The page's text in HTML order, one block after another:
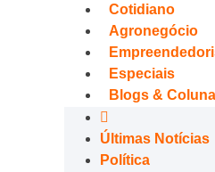
Cotidiano
Agronegócio
Especiais
Blogs &
Últimas Notícias
Política